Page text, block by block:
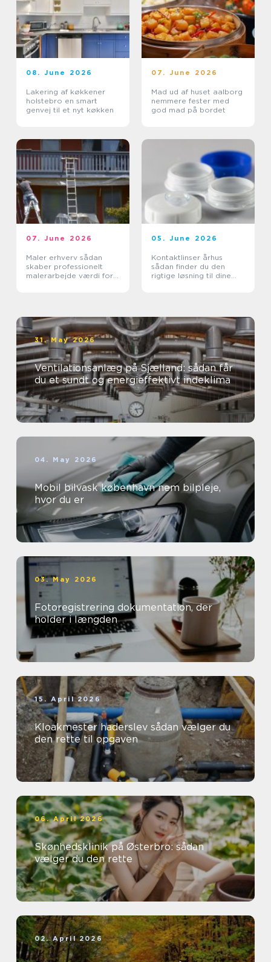
08. June 2026
Lakering af køkkener
holstebro en smart
genvej til et nyt køkken
07. June 2026
Mad ud af huset aalborg
nemmere fester med
god mad på bordet
07. June 2026
Maler erhverv sådan
skaber professionelt
malerarbejde værdi for
05. June 2026
Kontaktlinser århus
sådan finder du den
rigtige løsning til dine
31. May 2026
Ventilationsanlæg på Sjælland: sådan får
du et sundt og energieffektivt indeklima
04. May 2026
Mobil bilvask københavn nem bilpleje,
hvor du er
03. May 2026
Fotoregistrering dokumentation, der
holder i længden
15. April 2026
Kloakmester haderslev sådan vælger du
den rette til opgaven
06. April 2026
Skønhedsklinik på Østerbro: sådan
vælger du den rette
02. April 2026